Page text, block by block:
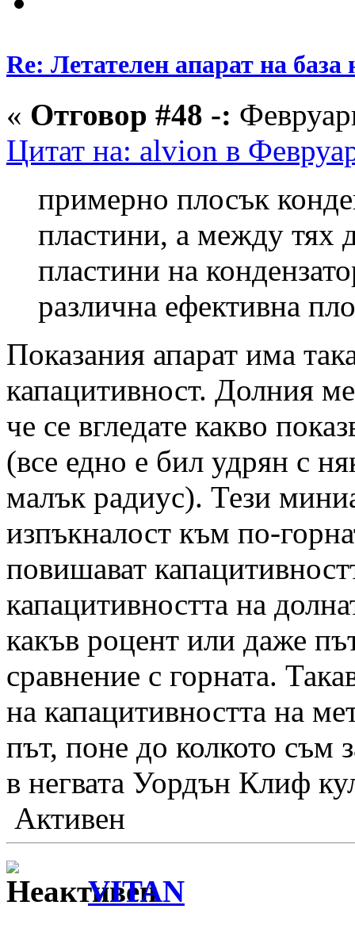
Re: Летателен апарат на
« Отговор #48 -:
Цитат на: alvion в
примерно плосък
пластини, а между тях
пластини на
различна ефективна
Показания апарат има
капацитивност. Долния
че се вгледате какво
(все едно е бил удрян с
малък радиус). Тези
изпъкналост към по-
повишават
капацитивността на
какъв роцент или даже
сравнение с горната.
на капацитивността на
път, поне до колкото съм
в негвата Уордън Клиф
Активен
VITAN